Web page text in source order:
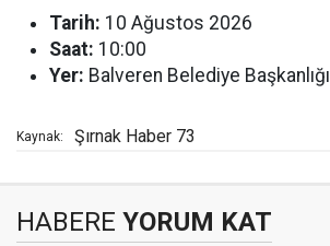
Tarih: 10 Ağustos 2026
Saat: 10:00
Yer: Balveren Belediye Başkanlığı
Kaynak: Şırnak Haber 73
HABERE YORUM KAT